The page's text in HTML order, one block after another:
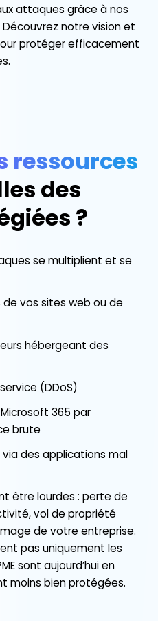
attaques grâce à nos
Découvrez notre vision et
protéger efficacement
ressources
des
?
se multiplient et se
vos sites web ou de
hébergeant des
(DDoS)
365 par
brute
des applications mal
être lourdes : perte de
vol de propriété
de votre entreprise.
pas uniquement les
sont aujourd’hui en
moins bien protégées.